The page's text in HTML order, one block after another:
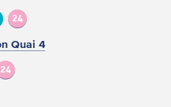
24
Quai 4
24